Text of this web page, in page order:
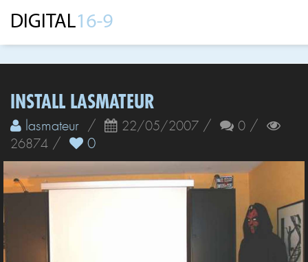
INSTALL LASMATEUR
lasmateur / 22/05/2007 / 0 /
26874 / 0